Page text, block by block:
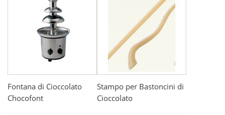
Fontana di Cioccolato
Chocofont
Stampo per Bastoncini di
Cioccolato